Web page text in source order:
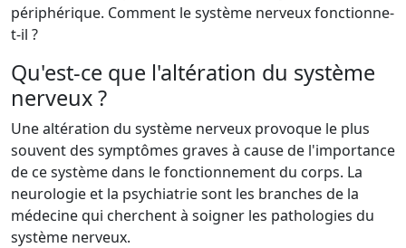
périphérique. Comment le système nerveux fonctionne-
t-il ?
Qu'est-ce que l'altération du système
nerveux ?
Une altération du système nerveux provoque le plus
souvent des symptômes graves à cause de l'importance
de ce système dans le fonctionnement du corps. La
neurologie et la psychiatrie sont les branches de la
médecine qui cherchent à soigner les pathologies du
système nerveux.